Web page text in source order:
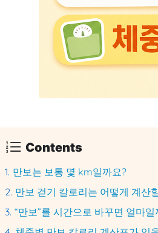
Contents
만보는 보통 몇 km일까요?
만보 걷기 칼로리는 어떻게 계산
“만보”를 시간으로 바꾸면 얼마일